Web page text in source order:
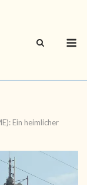
Ein heimlicher